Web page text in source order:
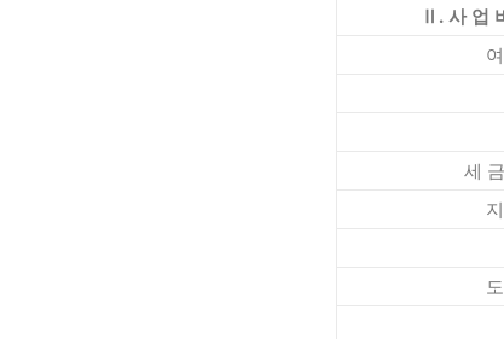
Ⅱ. 사 업
여 비 교
접
통
세 금 과
지 급 임
운
도 서 인
소 모